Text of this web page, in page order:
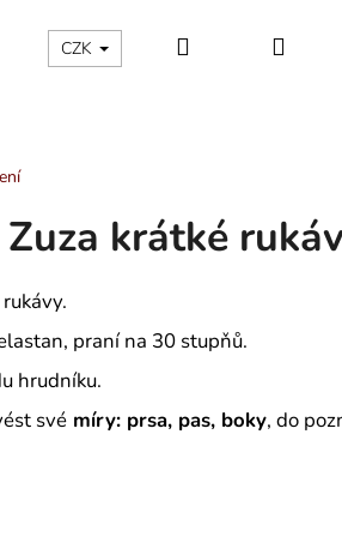
KATEGORIE Kontakty -
CZK Hledat
krátké
praní na 30 stupňů.
hrudníku.
své míry: prsa, pas, boky, do